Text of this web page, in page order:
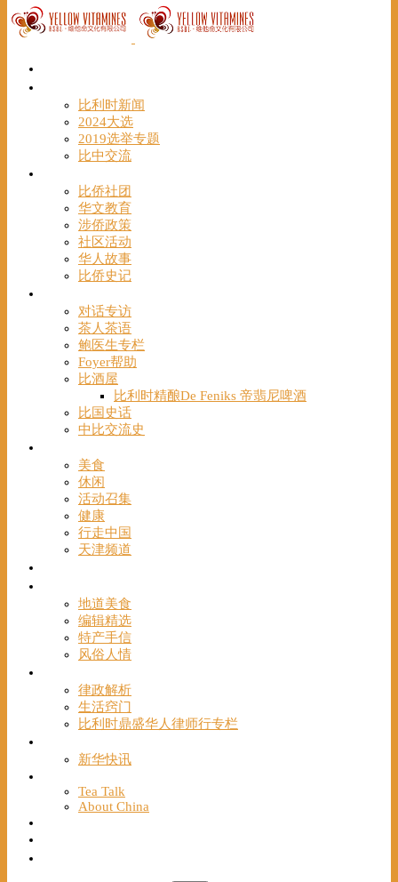
比利时新闻
2024大选
2019选举专题
比中交流
比侨社团
华文教育
涉侨政策
社区活动
华人故事
比侨史记
对话专访
茶人茶语
鲍医生专栏
Foyer帮助
比酒屋
比利时精酿De Feniks 帝翡尼啤酒
比国史话
中比交流史
美食
休闲
活动召集
健康
行走中国
天津频道
地道美食
编辑精选
特产手信
风俗人情
律政解析
生活窍门
比利时鼎盛华人律师行专栏
新华快讯
Tea Talk
About China